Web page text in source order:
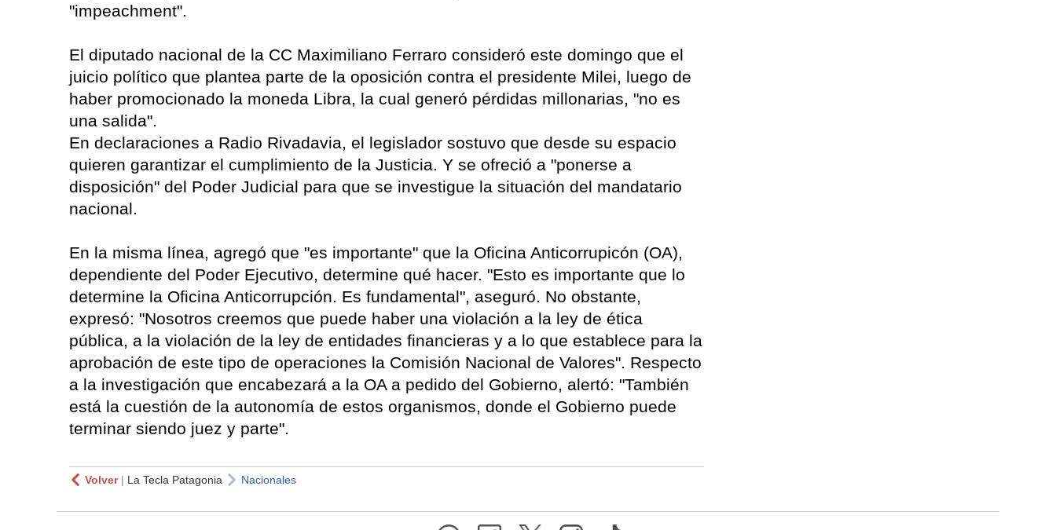
"impeachment".
El diputado nacional de la CC Maximiliano Ferraro consideró este domingo que el
juicio político que plantea parte de la oposición contra el presidente Milei, luego de
haber promocionado la moneda Libra, la cual generó pérdidas millonarias, "no es
una salida".
En declaraciones a Radio Rivadavia, el legislador sostuvo que desde su espacio
quieren garantizar el cumplimiento de la Justicia. Y se ofreció a "ponerse a
disposición" del Poder Judicial para que se investigue la situación del mandatario
nacional.
En la misma línea, agregó que "es importante" que la Oficina Anticorrupicón (OA),
dependiente del Poder Ejecutivo, determine qué hacer. "Esto es importante que lo
determine la Oficina Anticorrupción. Es fundamental", aseguró. No obstante,
expresó: "Nosotros creemos que puede haber una violación a la ley de ética
pública, a la violación de la ley de entidades financieras y a lo que establece para la
aprobación de este tipo de operaciones la Comisión Nacional de Valores". Respecto
a la investigación que encabezará a la OA a pedido del Gobierno, alertó: "También
está la cuestión de la autonomía de estos organismos, donde el Gobierno puede
terminar siendo juez y parte".
Volver| La Tecla Patagonia Nacionales